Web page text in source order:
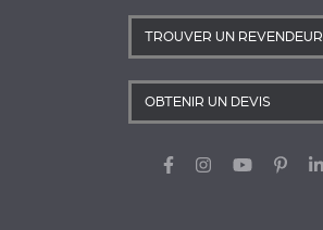
TROUVER UN REVENDEUR
OBTENIR UN DEVIS